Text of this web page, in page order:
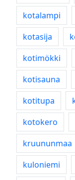
kotalampi
kotasija
kotimökki
kotisauna
kotitupa
kotokero
kruununmaa
kuloniemi